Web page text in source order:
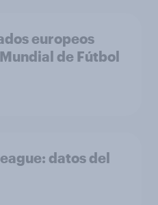
europeos
de Fútbol
datos del